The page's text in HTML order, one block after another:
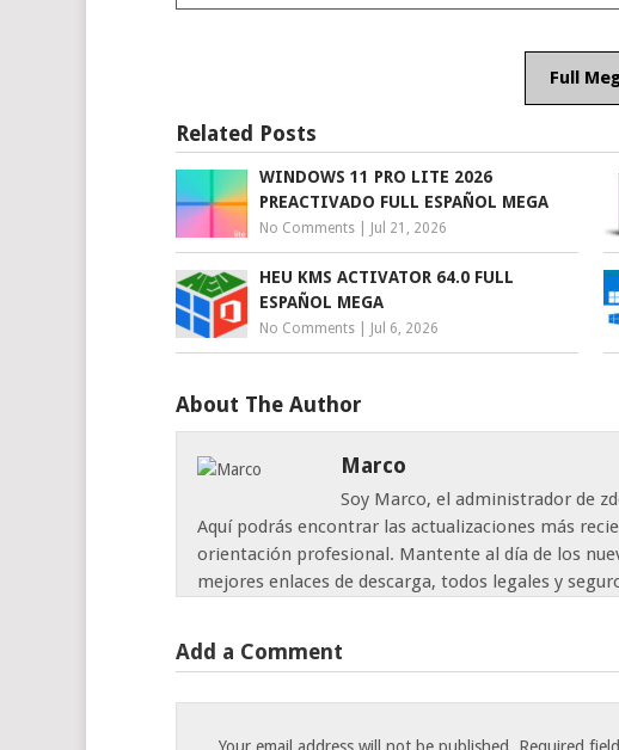
Full
Related Posts
WINDOWS 11 PRO LITE 2026
PREACTIVADO FULL ESPAÑOL MEGA
No Comments Jul 21, 2026
HEU KMS ACTIVATOR 64.0 FULL
ESPAÑOL MEGA
No Comments Jul 6, 2026
About The Author
Marco
Soy Marco, el administrador de
Aquí podrás encontrar las actualizaciones más
orientación profesional. Mantente al día de los
mejores enlaces de descarga, todos legales y
Add a Comment